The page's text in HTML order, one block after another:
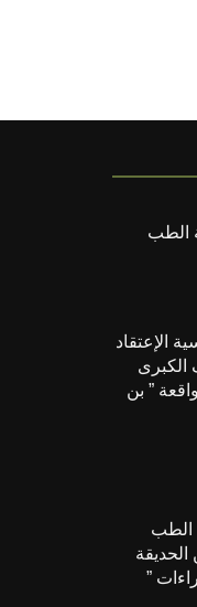
الطب
الإعتقاد
الكبرى
” بن
الطب
الحديقة
”